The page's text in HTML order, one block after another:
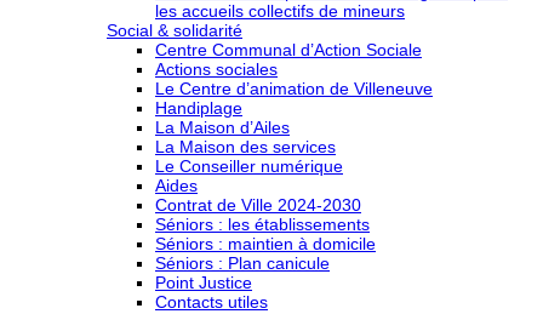
les accueils collectifs de mineurs
Social & solidarité
Centre Communal d’Action Sociale
Actions sociales
Le Centre d’animation de Villeneuve
Handiplage
La Maison d’Ailes
La Maison des services
Le Conseiller numérique
Aides
Contrat de Ville 2024-2030
Séniors : les établissements
Séniors : maintien à domicile
Séniors : Plan canicule
Point Justice
Contacts utiles